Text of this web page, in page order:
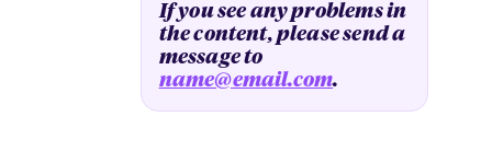
If you see any problems in
the content, please send a
message to
name@email.com.